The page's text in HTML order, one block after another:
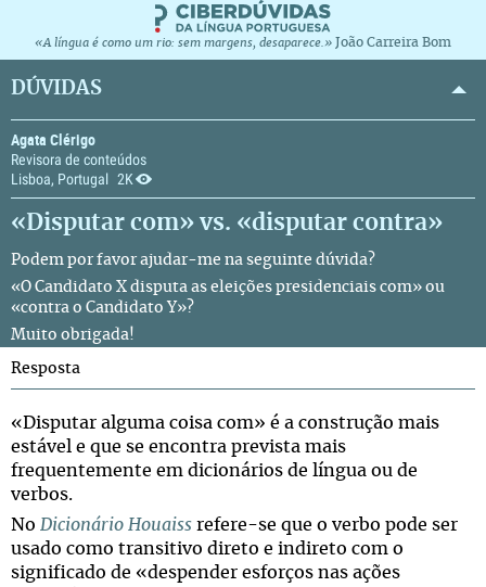
«A língua é como um rio: sem margens, desaparece.» João Carreira Bom
DÚVIDAS
Agata Clérigo
Revisora de conteúdos
Lisboa, Portugal 2K
«Disputar com» vs. «disputar contra»
Podem por favor ajudar-me na seguinte dúvida?
«O Candidato X disputa as eleições presidenciais com» ou
«contra o Candidato Y»?
Muito obrigada!
Resposta
«Disputar alguma coisa com» é a construção mais
estável e que se encontra prevista mais
frequentemente em dicionários de língua ou de
verbos.
No Dicionário Houaiss refere-se que o verbo pode ser
usado como transitivo direto e indireto com o
significado de «despender esforços nas ações